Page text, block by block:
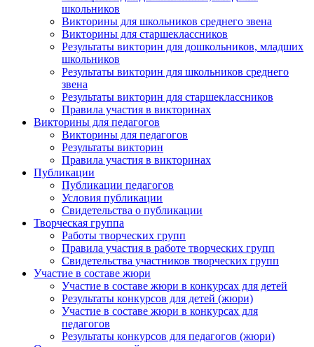
школьников
Викторины для школьников среднего звена
Викторины для старшеклассников
Результаты викторин для дошкольников, младших
школьников
Результаты викторин для школьников среднего
звена
Результаты викторин для старшеклассников
Правила участия в викторинах
Викторины для педагогов
Викторины для педагогов
Результаты викторин
Правила участия в викторинах
Публикации
Публикации педагогов
Условия публикации
Свидетельства о публикации
Творческая группа
Работы творческих групп
Правила участия в работе творческих групп
Свидетельства участников творческих групп
Участие в составе жюри
Участие в составе жюри в конкурсах для детей
Результаты конкурсов для детей (жюри)
Участие в составе жюри в конкурсах для
педагогов
Результаты конкурсов для педагогов (жюри)